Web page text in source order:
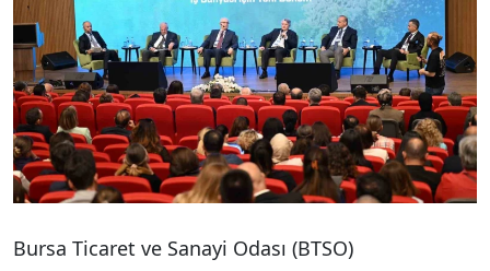
Bursa Ticaret ve Sanayi Odası (BTSO)